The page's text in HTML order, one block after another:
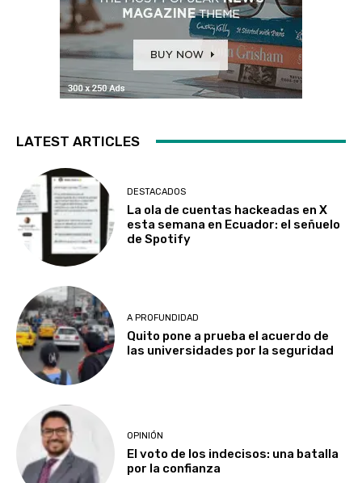
LATEST ARTICLES
DESTACADOS
La ola de cuentas hackeadas en X
esta semana en Ecuador: el señuelo
de Spotify
A PROFUNDIDAD
Quito pone a prueba el acuerdo de
las universidades por la seguridad
OPINIÓN
El voto de los indecisos: una batalla
por la confianza